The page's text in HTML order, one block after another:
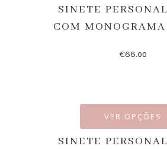
SINETE
COM
€66.00
VER OPÇÕES
SINETE